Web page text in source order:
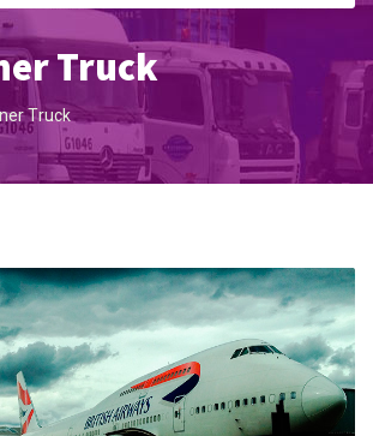
Truck
Truck